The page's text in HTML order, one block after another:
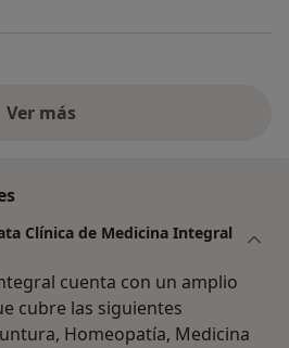
Ver más
Clínica de Medicina Integral
cuenta con un amplio
cubre las siguientes
Homeopatía, Medicina